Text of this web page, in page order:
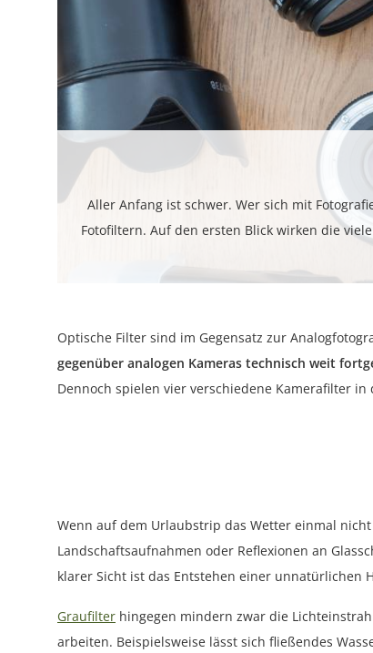
Aller Anfang ist schwer. Wer sich mit
Fotofiltern. Auf den ersten Blick wirken die
Optische Filter sind im Gegensatz zur
gegenüber analogen Kameras technisch weit
Dennoch spielen vier verschiedene Kamerafilter
Wenn auf dem Urlaubstrip das Wetter einmal
Landschaftsaufnahmen oder Reflexionen an
klarer Sicht ist das Entstehen einer unnatürlichen
Graufilter hingegen mindern zwar die
arbeiten. Beispielsweise lässt sich fließendes